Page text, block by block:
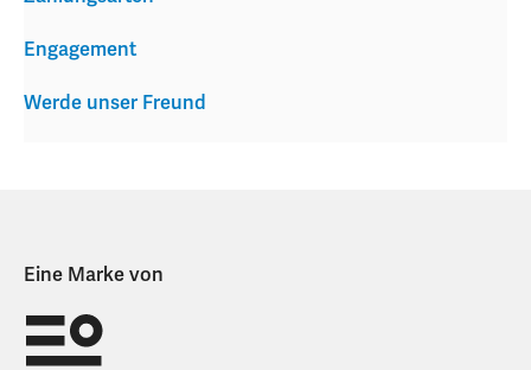
Engagement
Werde unser Freund
Eine Marke von